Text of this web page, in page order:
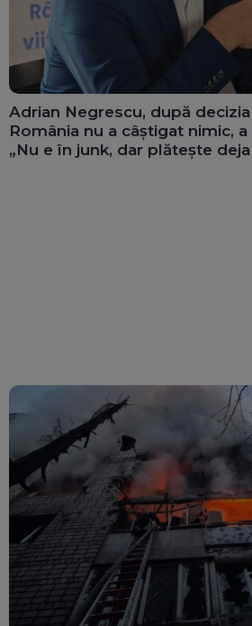
Adrian Negrescu, după decizia
România nu a câștigat nimic,
„Nu e în junk, dar plătește